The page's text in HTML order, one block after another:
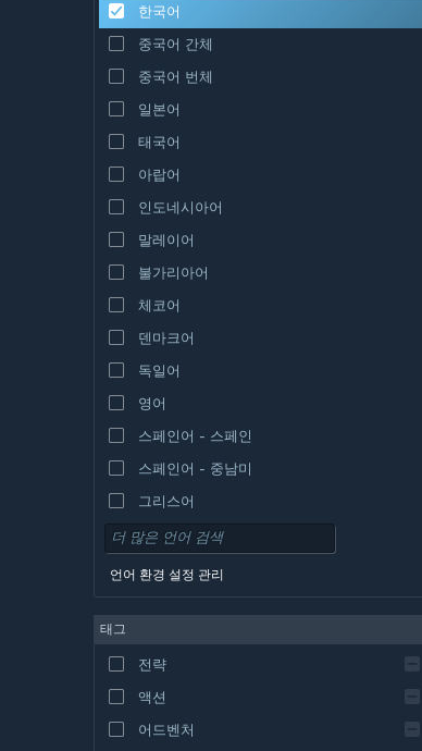
한국어
중국어 간체
중국어 번체
일본어
태국어
아랍어
인도네시아어
말레이어
불가리아어
체코어
덴마크어
독일어
영어
스페인어 - 스페인
스페인어 - 중남미
그리스어
언어 환경 설정 관리
태그
전략
액션
어드벤처